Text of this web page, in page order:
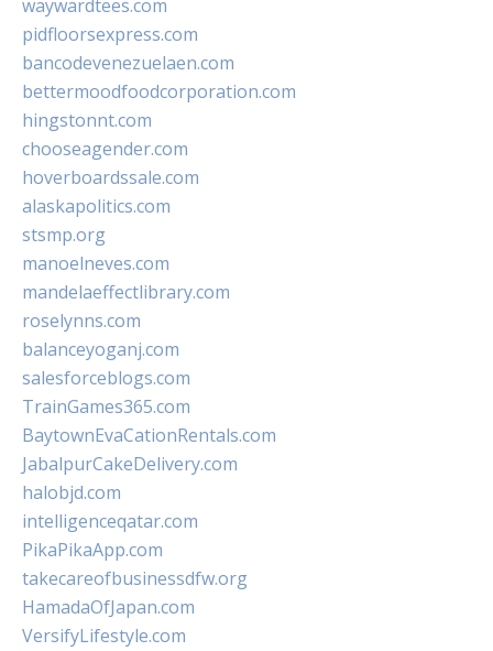
waywardtees.com
pidfloorsexpress.com
bancodevenezuelaen.com
bettermoodfoodcorporation.com
hingstonnt.com
chooseagender.com
hoverboardssale.com
alaskapolitics.com
stsmp.org
manoelneves.com
mandelaeffectlibrary.com
roselynns.com
balanceyoganj.com
salesforceblogs.com
TrainGames365.com
BaytownEvaCationRentals.com
JabalpurCakeDelivery.com
halobjd.com
intelligenceqatar.com
PikaPikaApp.com
takecareofbusinessdfw.org
HamadaOfJapan.com
VersifyLifestyle.com